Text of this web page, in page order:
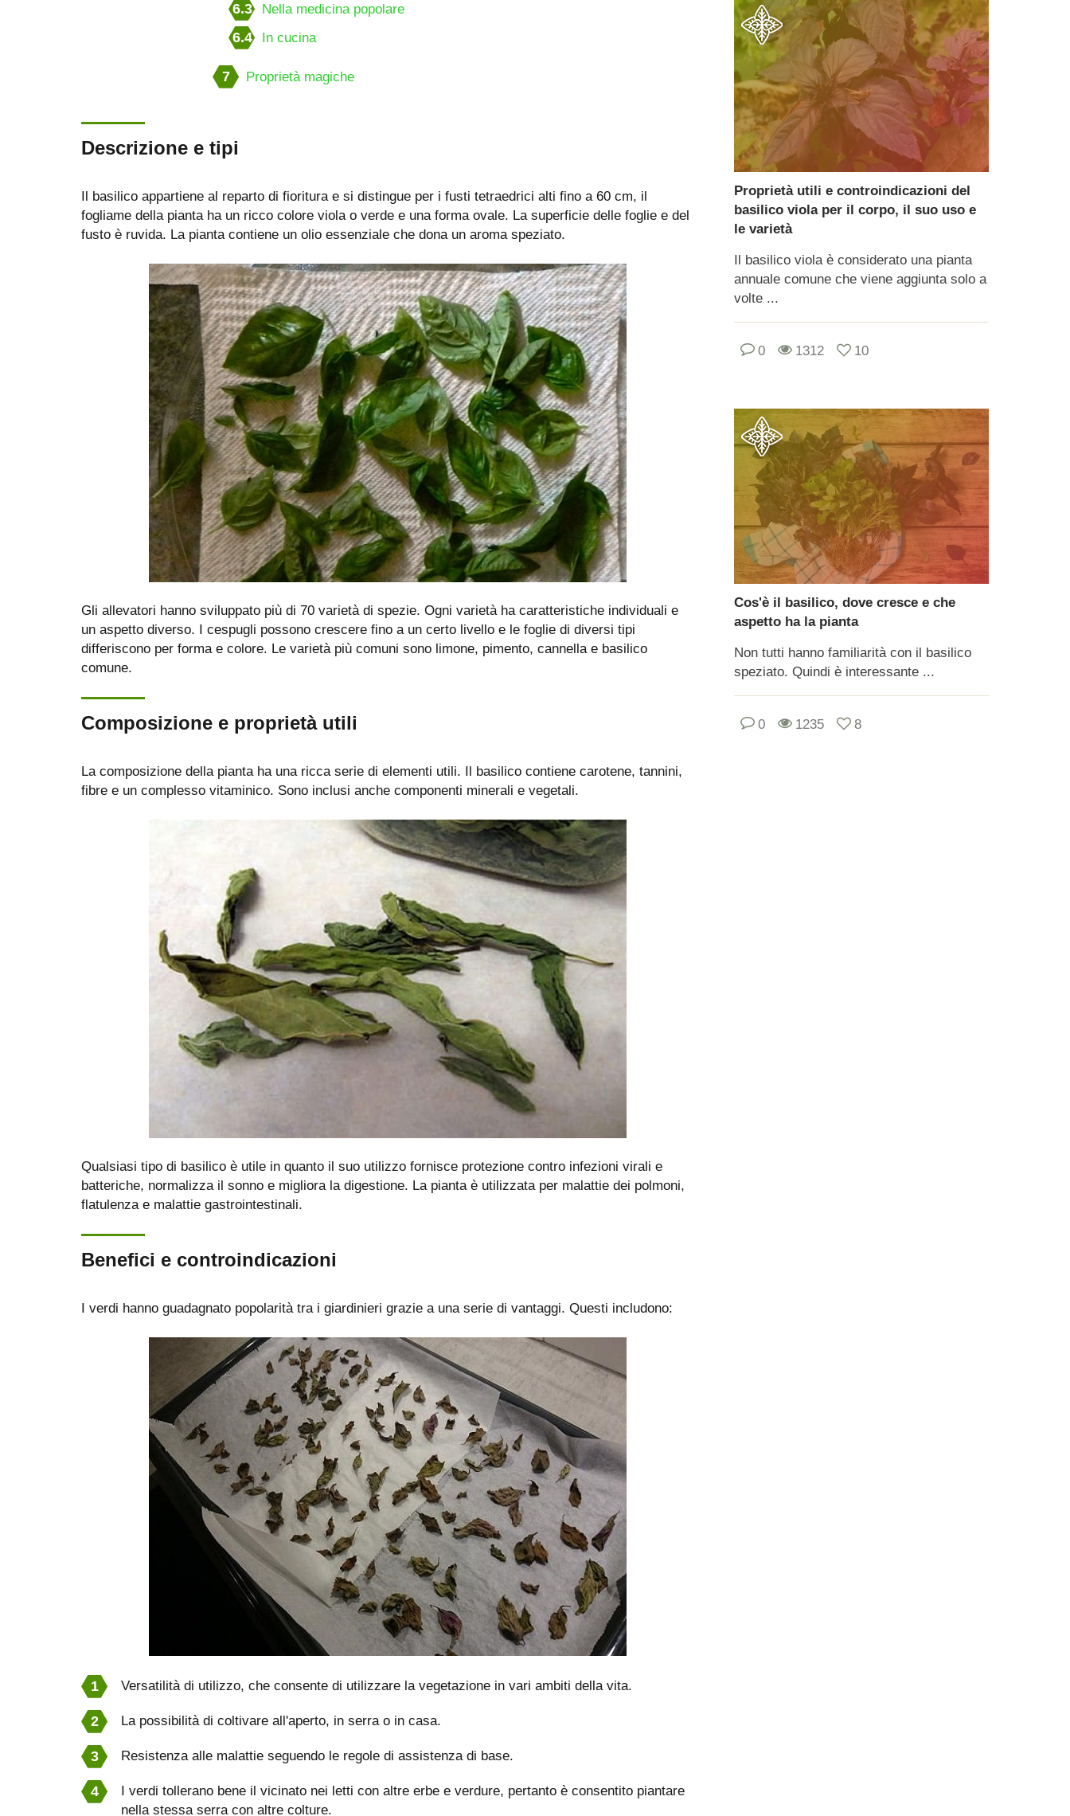
6.3 Nella medicina popolare
6.4 In cucina
7 Proprietà magiche
Descrizione e tipi
Il basilico appartiene al reparto di fioritura e si distingue per i fusti tetraedrici alti fino a 60 cm, il
fogliame della pianta ha un ricco colore viola o verde e una forma ovale. La superficie delle foglie e del
fusto è ruvida. La pianta contiene un olio essenziale che dona un aroma speziato.
Gli allevatori hanno sviluppato più di 70 varietà di spezie. Ogni varietà ha caratteristiche individuali e
un aspetto diverso. I cespugli possono crescere fino a un certo livello e le foglie di diversi tipi
differiscono per forma e colore. Le varietà più comuni sono limone, pimento, cannella e basilico
comune.
Composizione e proprietà utili
La composizione della pianta ha una ricca serie di elementi utili. Il basilico contiene carotene, tannini,
fibre e un complesso vitaminico. Sono inclusi anche componenti minerali e vegetali.
Qualsiasi tipo di basilico è utile in quanto il suo utilizzo fornisce protezione contro infezioni virali e
batteriche, normalizza il sonno e migliora la digestione. La pianta è utilizzata per malattie dei polmoni,
flatulenza e malattie gastrointestinali.
Benefici e controindicazioni
I verdi hanno guadagnato popolarità tra i giardinieri grazie a una serie di vantaggi. Questi includono:
Versatilità di utilizzo, che consente di utilizzare la vegetazione in vari ambiti della vita.
La possibilità di coltivare all'aperto, in serra o in casa.
Resistenza alle malattie seguendo le regole di assistenza di base.
I verdi tollerano bene il vicinato nei letti con altre erbe e verdure, pertanto è consentito piantare
nella stessa serra con altre colture.
Proprietà utili e controindicazioni del
basilico viola per il corpo, il suo uso e
le varietà
Il basilico viola è considerato una pianta
annuale comune che viene aggiunta solo a
volte ...
0 1312 10
Cos'è il basilico, dove cresce e che
aspetto ha la pianta
Non tutti hanno familiarità con il basilico
speziato. Quindi è interessante ...
0 1235 8